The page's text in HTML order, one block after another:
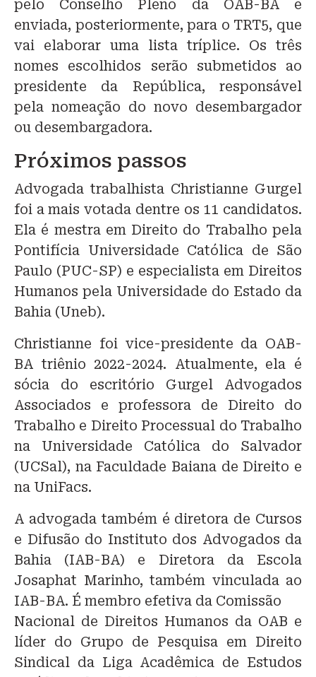
pelo Conselho Pleno da OAB-BA e
enviada, posteriormente, para o TRT5, que
vai elaborar uma lista tríplice. Os três
nomes escolhidos serão submetidos ao
presidente da República, responsável
pela nomeação do novo desembargador
ou desembargadora.
Próximos passos
Advogada trabalhista Christianne Gurgel
foi a mais votada dentre os 11 candidatos.
Ela é mestra em Direito do Trabalho pela
Pontifícia Universidade Católica de São
Paulo (PUC-SP) e especialista em Direitos
Humanos pela Universidade do Estado da
Bahia (Uneb).
Christianne foi vice-presidente da OAB-
BA triênio 2022-2024. Atualmente, ela é
sócia do escritório Gurgel Advogados
Associados e professora de Direito do
Trabalho e Direito Processual do Trabalho
na Universidade Católica do Salvador
(UCSal), na Faculdade Baiana de Direito e
na UniFacs.
A advogada também é diretora de Cursos
e Difusão do Instituto dos Advogados da
Bahia (IAB-BA) e Diretora da Escola
Josaphat Marinho, também vinculada ao
IAB-BA. É membro efetiva da Comissão
Nacional de Direitos Humanos da OAB e
líder do Grupo de Pesquisa em Direito
Sindical da Liga Acadêmica de Estudos